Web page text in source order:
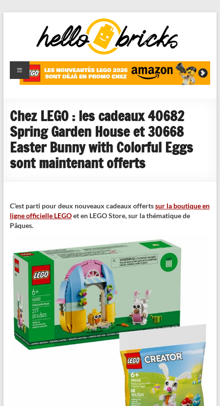
HelloBricks
Blog LEGO,
nouveaut�s
reviews
Chez LEGO : les cadeaux 40682
Spring Garden House et 30668
Easter Bunny with Colorful Eggs
sont maintenant offerts
C’est parti pour deux nouveaux cadeaux offertssur la boutique en
ligne officielle LEGOet en LEGO Store, sur la thématique de
Pâques.